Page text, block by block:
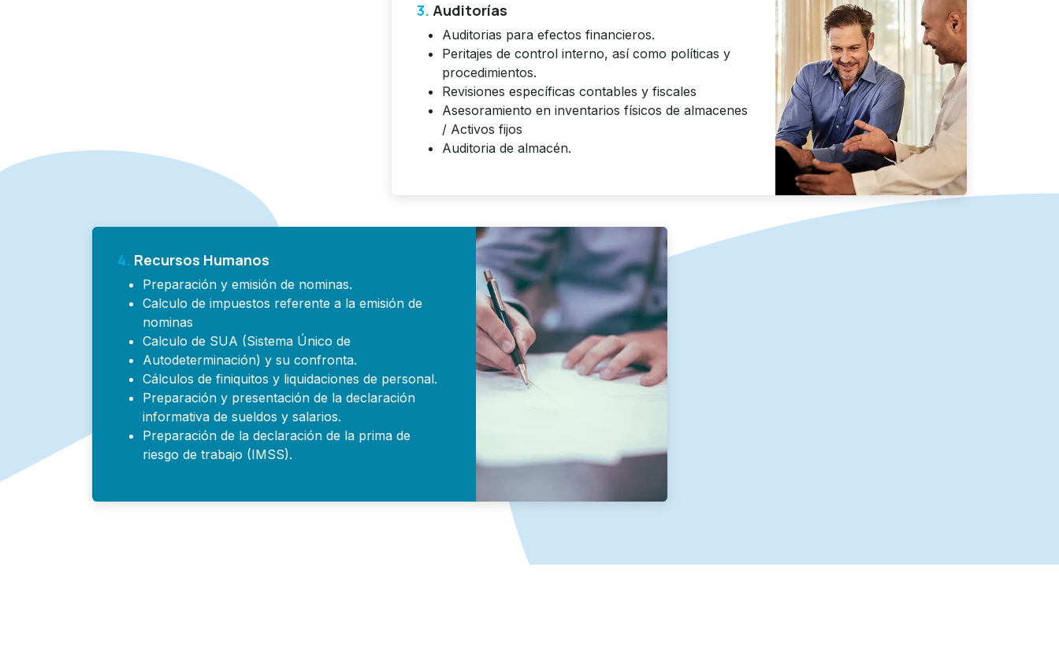
3. Auditorías
Auditorias para efectos financieros.
Peritajes de control interno, así como políticas y
procedimientos.
Revisiones específicas contables y fiscales
Asesoramiento en inventarios físicos de almacenes
/ Activos fijos
Auditoria de almacén.
4. Recursos Humanos
Preparación y emisión de nominas.
Calculo de impuestos referente a la emisión de
nominas
Calculo de SUA (Sistema Único de
Autodeterminación) y su confronta.
Cálculos de finiquitos y liquidaciones de personal.
Preparación y presentación de la declaración
informativa de sueldos y salarios.
Preparación de la declaración de la prima de
riesgo de trabajo (IMSS).